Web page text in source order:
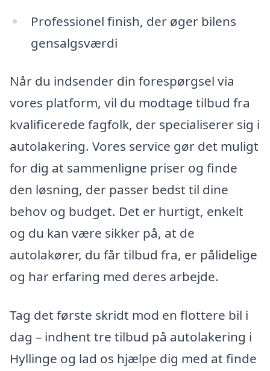
Professionel finish, der øger bilens
gensalgsværdi
Når du indsender din forespørgsel via
vores platform, vil du modtage tilbud fra
kvalificerede fagfolk, der specialiserer sig i
autolakering. Vores service gør det muligt
for dig at sammenligne priser og finde
den løsning, der passer bedst til dine
behov og budget. Det er hurtigt, enkelt
og du kan være sikker på, at de
autolakører, du får tilbud fra, er pålidelige
og har erfaring med deres arbejde.
Tag det første skridt mod en flottere bil i
dag – indhent tre tilbud på autolakering i
Hyllinge og lad os hjælpe dig med at finde